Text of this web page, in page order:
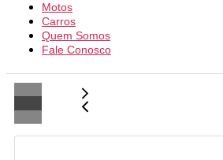
Motos
Carros
Quem Somos
Fale Conosco